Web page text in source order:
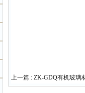
上一篇 : ZK-GDQ有机玻璃